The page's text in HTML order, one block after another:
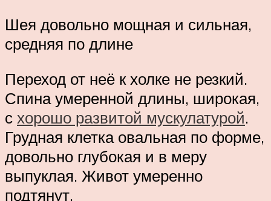
Шея довольно мощная и сильная,
средняя по длине
Переход от неё к холке не резкий.
Спина умеренной длины, широкая,
с хорошо развитой мускулатурой.
Грудная клетка овальная по форме,
довольно глубокая и в меру
выпуклая. Живот умеренно
подтянут.